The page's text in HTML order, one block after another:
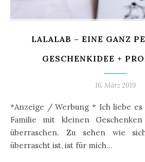
LALALAB – EINE GANZ
GESCHENKIDEE +
16. März 2019
*Anzeige / Werbung * Ich liebe es meine Freunde und
Familie mit kleinen
überraschen. Zu sehen wie
überrascht ist, ist für mich…